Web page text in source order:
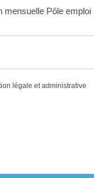
mensuelle Pôle emploi
légale et administrative